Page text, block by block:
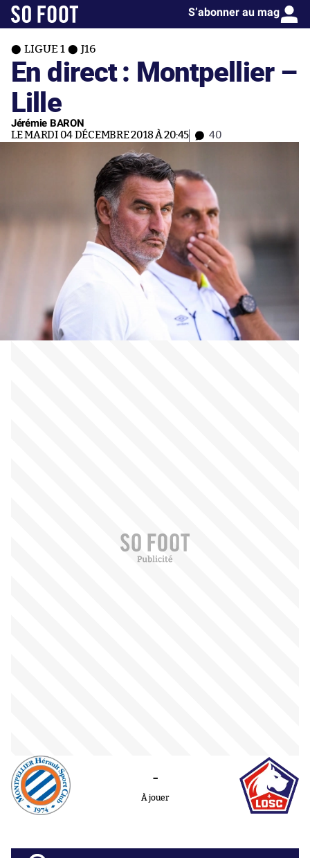
S’abonner au mag
LIGUE 1 J16
En direct : Montpellier –
Lille
Jérémie BARON
LE MARDI 04 DÉCEMBRE 2018 À 20:45 40
-
À jouer